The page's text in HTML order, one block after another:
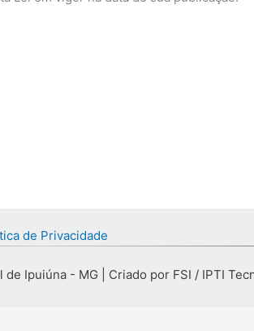
de Privacidade
Ipuiúna - MG | Criado por FSI / IPTI